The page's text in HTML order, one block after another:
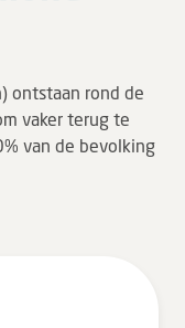
ontstaan rond de
vaker terug te
van de bevolking